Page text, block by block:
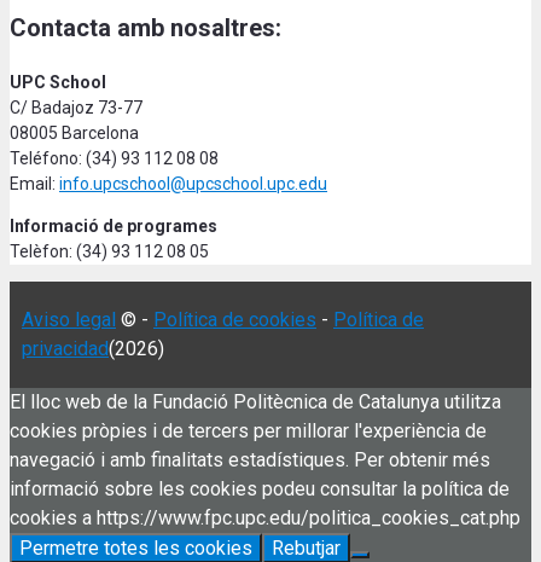
Contacta amb nosaltres:
UPC School
C/ Badajoz 73-77
08005 Barcelona
Teléfono: (34) 93 112 08 08
Email: info.upcschool@upcschool.upc.edu
Informació de programes
Telèfon: (34) 93 112 08 05
Aviso legal © - Política de cookies - Política de
privacidad(2026)
El lloc web de la Fundació Politècnica de Catalunya utilitza
cookies pròpies i de tercers per millorar l'experiència de
navegació i amb finalitats estadístiques. Per obtenir més
informació sobre les cookies podeu consultar la política de
cookies a https://www.fpc.upc.edu/politica_cookies_cat.php
Permetre totes les cookies
Rebutjar